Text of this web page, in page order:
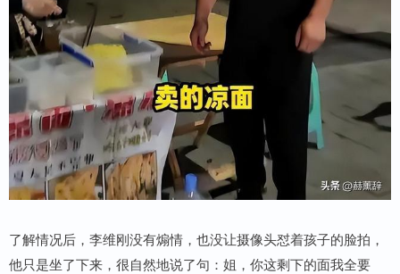
了解情况后，李维刚没有煽情，也没让摄像头怼着孩子的脸拍，
他只是坐了下来，很自然地说了句：姐，你这剩下的面我全要